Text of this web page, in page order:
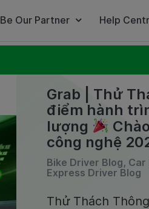
Be Our Partner Help
Grab | Thử
điểm hành
lượng
công nghệ
Bike Driver Blog,
Express Driver Blog
Thử Thách